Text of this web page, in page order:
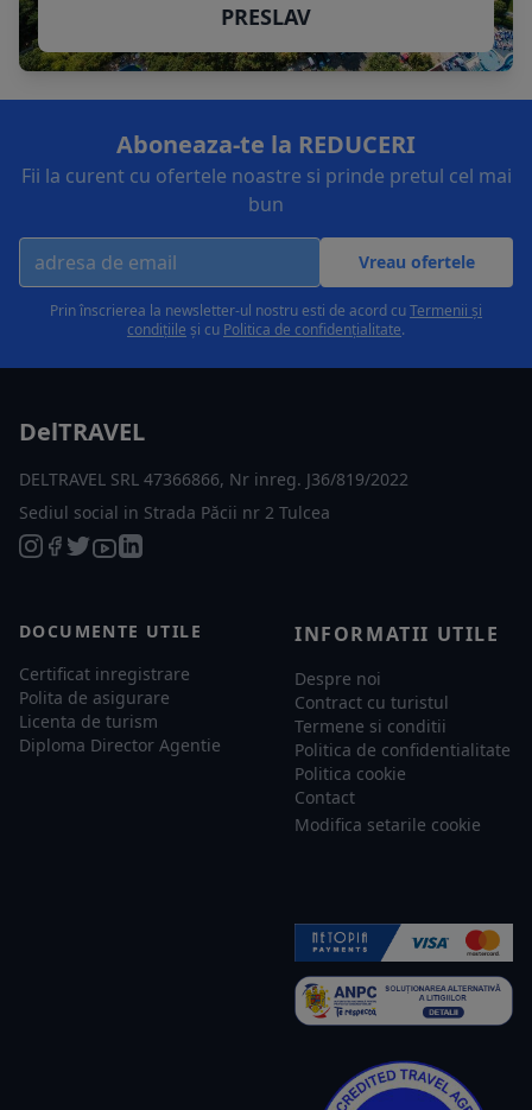
PRESLAV
Aboneaza-te la REDUCERI
Fii la curent cu ofertele noastre si prinde pretul cel mai
bun
Vreau ofertele
Prin înscrierea la newsletter-ul nostru esti de acord cuTermenii și
condițiile și cu Politica de confidențialitate.
DelTRAVEL
DELTRAVEL SRL 47366866, Nr inreg. J36/819/2022
Sediul social in Strada Păcii nr 2 Tulcea
DOCUMENTE UTILE
Certificat inregistrare
Polita de asigurare
Licenta de turism
Diploma Director Agentie
INFORMATII UTILE
Despre noi
Contract cu turistul
Termene si conditii
Politica de confidentialitate
Politica cookie
Contact
Modifica setarile cookie